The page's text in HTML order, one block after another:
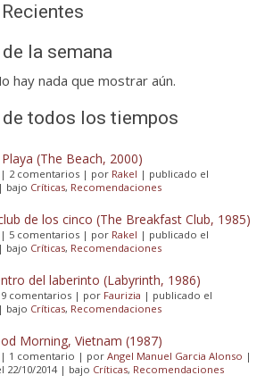
la semana
hay nada que mostrar aún.
todos los tiempos
(The Beach, 2000)
| 2 comentarios | por Rakel | publicado el
| bajo Críticas, Recomendaciones
de los cinco (The Breakfast Club, 1985)
| 5 comentarios | por Rakel | publicado el
| bajo Críticas, Recomendaciones
del laberinto (Labyrinth, 1986)
9 comentarios | por Faurizia | publicado el
| bajo Críticas, Recomendaciones
Morning, Vietnam (1987)
| 1 comentario | por Angel Manuel Garcia Alonso |
22/10/2014| bajo Críticas, Recomendaciones